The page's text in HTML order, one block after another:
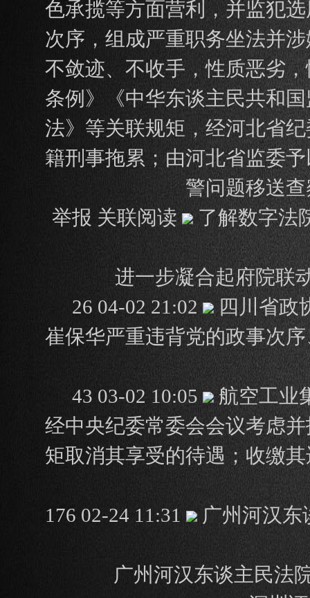
色承揽等方面营利，并监犯
次序，组成严重职务坐法并
不敛迹、不收手，性质恶劣
条例》《中华东谈主民共和
法》等关联规矩，经河北省
籍刑事拖累；由河北省监委
警问题移送
举报 关联阅读 了解数字法
进一步凝合起府院联
26 04-02 21:02
四川省政
崔保华严重违背党的政事次
43 03-02 10:05
航空工业
经中央纪委常委会会议考虑
矩取消其享受的待遇；收缴
176 02-24 11:31 广州河汉
广州河汉东谈主民法